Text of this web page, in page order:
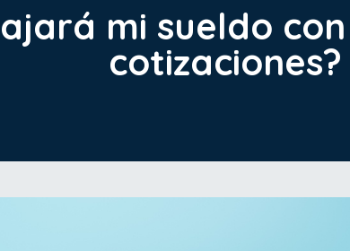
mi sueldo
cotizaciones?